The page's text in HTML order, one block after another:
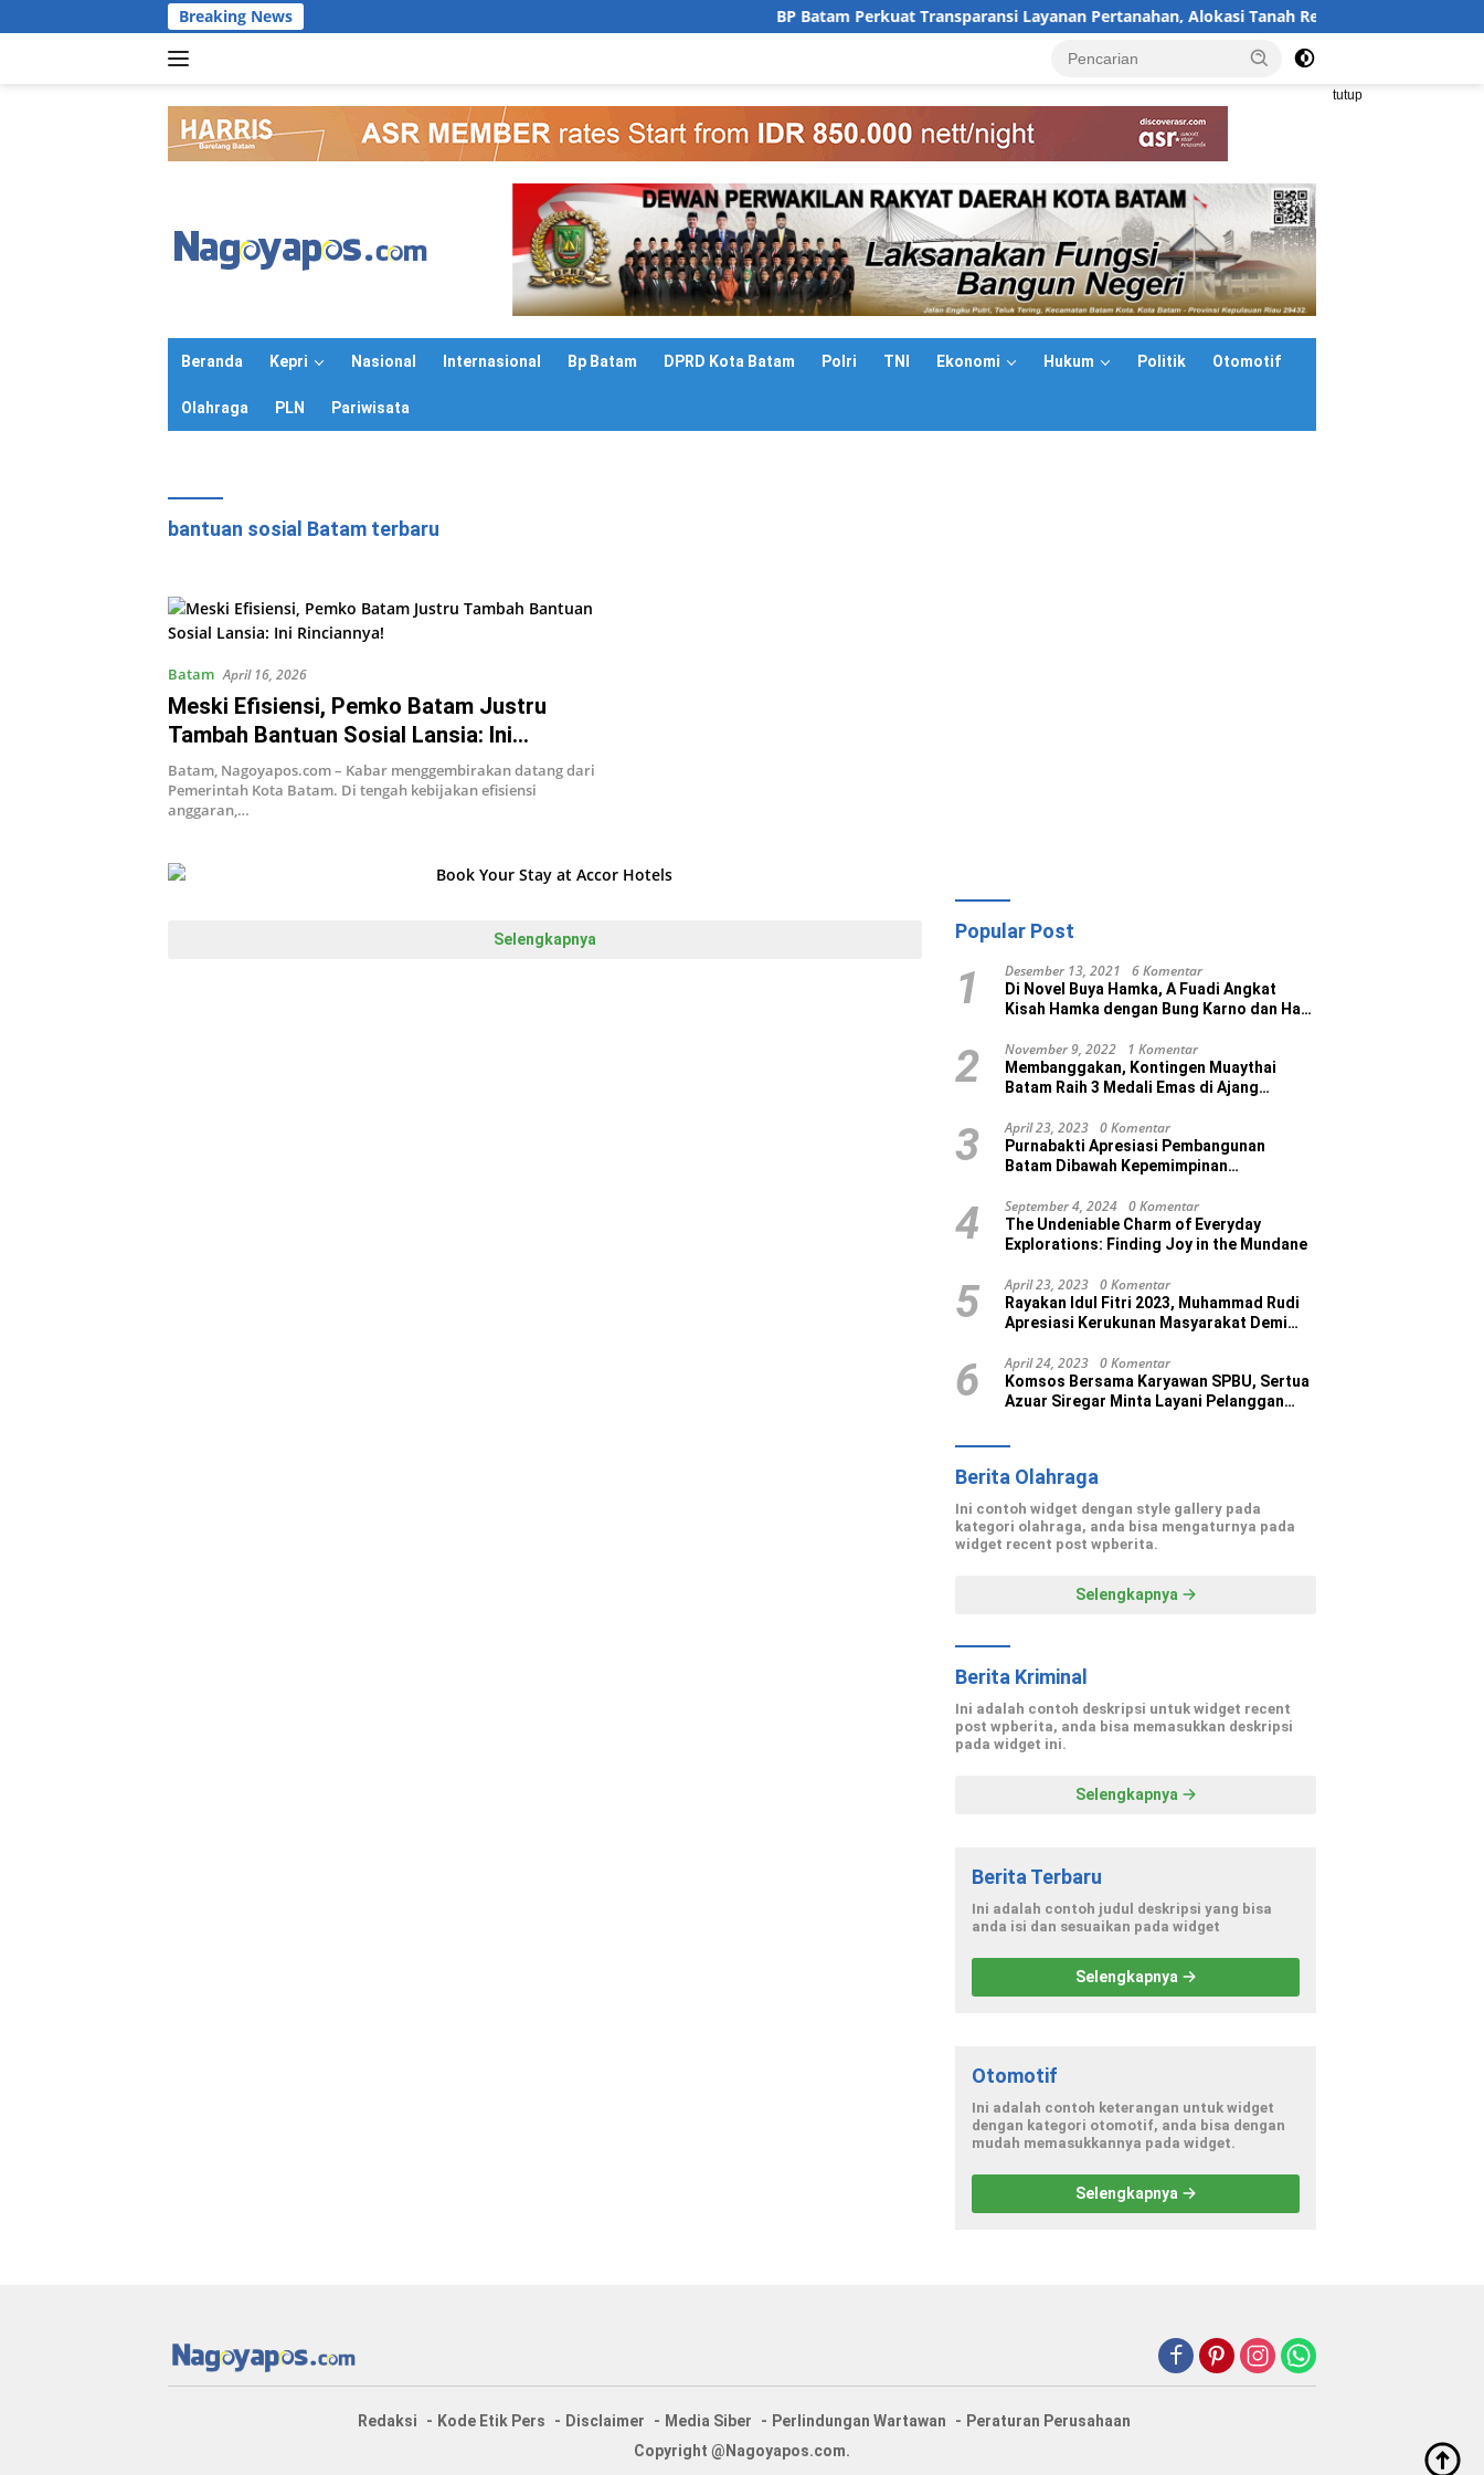
ke
Breaking News BP Batam Perkuat Transparansi Layanan Pertanahan, Alokasi Tanah Reguler Segera Hadir Melalui
tutup
<
Beranda Kepri Nasional Internasional Bp Batam DPRD Kota Batam Polri TNI Ekonomi Hukum Politik Otomotif
Olahraga PLN Pariwisata
bantuan sosial Batam terbaru
Batam April 16, 2026
Meski Efisiensi, Pemko Batam Justru
Tambah Bantuan Sosial Lansia: Ini
Rinciannya!
Batam, Nagoyapos.com – Kabar menggembirakan datang dari
Pemerintah Kota Batam. Di tengah kebijakan efisiensi
anggaran,…
Selengkapnya Popular Post
1 Desember 13, 2021 6 Komentar
Di Novel Buya Hamka, A Fuadi Angkat
Kisah Hamka dengan Bung Karno dan Haji
2 November 9, 2022 1 Komentar
Membanggakan, Kontingen Muaythai
Batam Raih 3 Medali Emas di Ajang
3 April 23, 2023 0 Komentar
Purnabakti Apresiasi Pembangunan
Batam Dibawah Kepemimpinan
4 September 4, 2024 0 Komentar
The Undeniable Charm of Everyday
Explorations: Finding Joy in the Mundane
5 April 23, 2023 0 Komentar
Rayakan Idul Fitri 2023, Muhammad Rudi
Apresiasi Kerukunan Masyarakat Demi
6 April 24, 2023 0 Komentar
Komsos Bersama Karyawan SPBU, Sertua
Azuar Siregar Minta Layani Pelanggan
Berita Olahraga
Ini contoh widget dengan style gallery pada
kategori olahraga, anda bisa mengaturnya pada
widget recent post wpberita.
Selengkapnya
Berita Kriminal
Ini adalah contoh deskripsi untuk widget recent
post wpberita, anda bisa memasukkan deskripsi
pada widget ini.
Selengkapnya
Berita Terbaru
Ini adalah contoh judul deskripsi yang bisa
anda isi dan sesuaikan pada widget
Selengkapnya
Otomotif
Ini adalah contoh keterangan untuk widget
dengan kategori otomotif, anda bisa dengan
mudah memasukkannya pada widget.
Selengkapnya
Redaksi Kode Etik Pers Disclaimer Media Siber Perlindungan Wartawan
Peraturan Perusahaan
Copyright @Nagoyapos.com.